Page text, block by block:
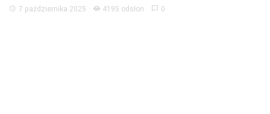
7 października 2025 4195 odsłon 0